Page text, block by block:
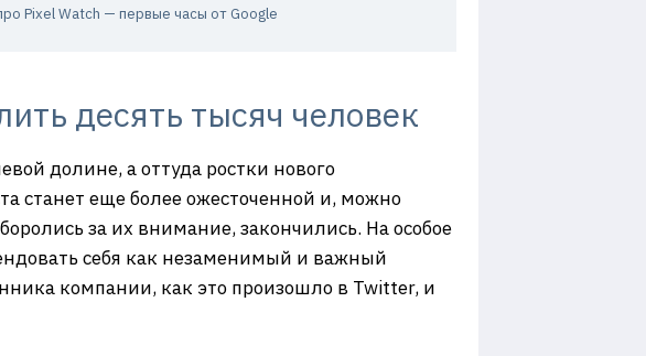
Pixel Watch — первые часы от Google
десять тысяч человек
долине, а оттуда ростки нового
станет еще более ожесточенной и, можно
за их внимание, закончились. На особое
себя как незаменимый и важный
компании, как это произошло в Twitter, и